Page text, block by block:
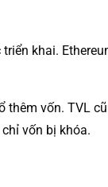
khai.
vốn. TVL
vốn bị khóa.